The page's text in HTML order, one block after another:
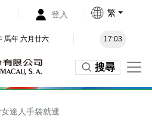
登入 繁
馬年 六月廿六 17:03
搜尋
途人手袋就逮